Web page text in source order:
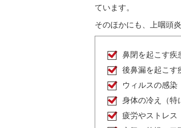
ています。
そのほかにも、上咽頭
鼻閉を起こす疾
後鼻漏を起こす
ウィルスの感染
身体の冷え（特
疲労やストレス